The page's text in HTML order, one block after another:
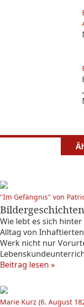
"Im Gefängnis" von
Wie lebt es sich
Alltag von
Werk nicht nur
Beitrag lesen »
Marie Kurz (6. August